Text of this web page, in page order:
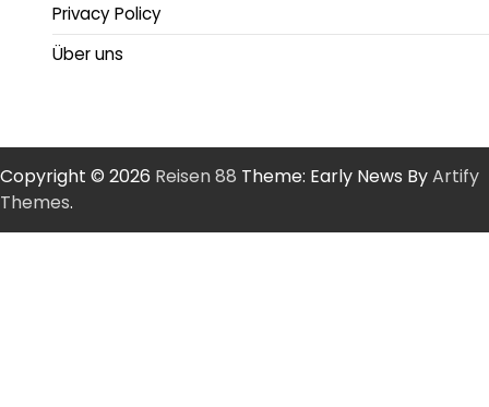
Privacy Policy
Über uns
Copyright © 2026 Reisen 88 Theme: Early News ByArtify
Themes.